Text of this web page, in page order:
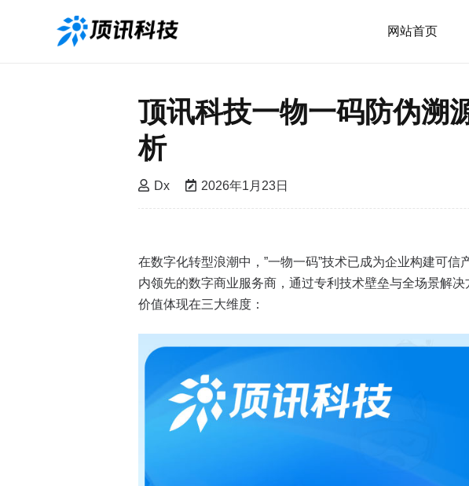
网站首页
顶讯科技一物一码防伪溯
析
Dx 2026年1月23日
在数字化转型浪潮中，”一物一码”技术已成为企业构建可
内领先的数字商业服务商，通过专利技术壁垒与全场景解
价值体现在三大维度：